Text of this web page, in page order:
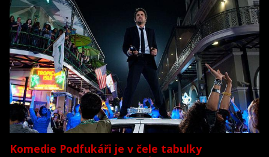
Komedie Podfukáři je v čele tabulky